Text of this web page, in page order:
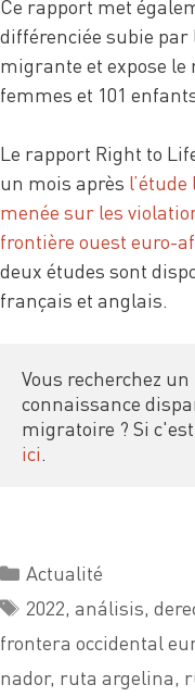
Ce rapport met
différenciée subie par
migrante et expose le
femmes et 101
Le rapport Right to
un mois après
menée sur les
frontière ouest euro-
deux études sont
français et anglais.
Vous recherchez
connaissance
ici.
Actualité
2022, análisis,
frontera occidental
nador, ruta argelina,